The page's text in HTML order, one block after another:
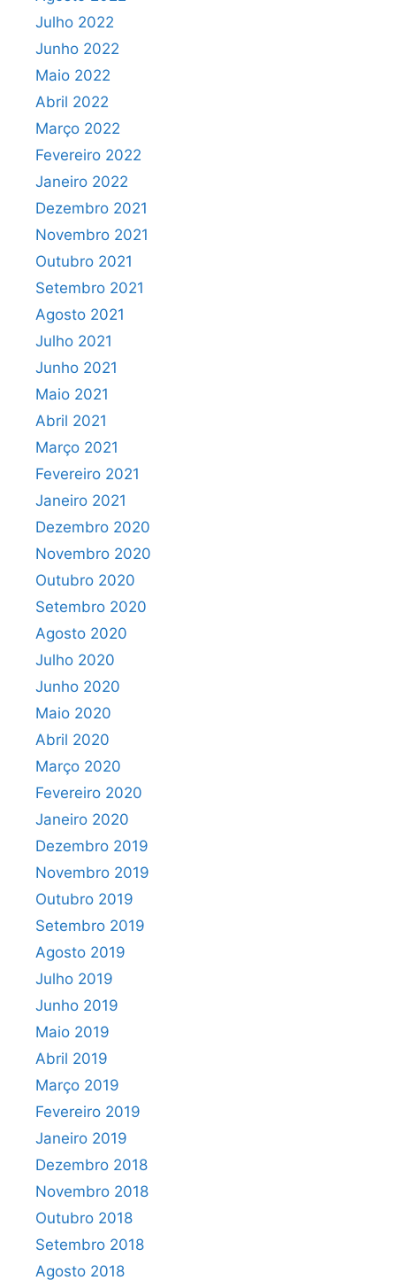
Julho 2022
Junho 2022
Maio 2022
Abril 2022
Março 2022
Fevereiro 2022
Janeiro 2022
Dezembro 2021
Novembro 2021
Outubro 2021
Setembro 2021
Agosto 2021
Julho 2021
Junho 2021
Maio 2021
Abril 2021
Março 2021
Fevereiro 2021
Janeiro 2021
Dezembro 2020
Novembro 2020
Outubro 2020
Setembro 2020
Agosto 2020
Julho 2020
Junho 2020
Maio 2020
Abril 2020
Março 2020
Fevereiro 2020
Janeiro 2020
Dezembro 2019
Novembro 2019
Outubro 2019
Setembro 2019
Agosto 2019
Julho 2019
Junho 2019
Maio 2019
Abril 2019
Março 2019
Fevereiro 2019
Janeiro 2019
Dezembro 2018
Novembro 2018
Outubro 2018
Setembro 2018
Agosto 2018